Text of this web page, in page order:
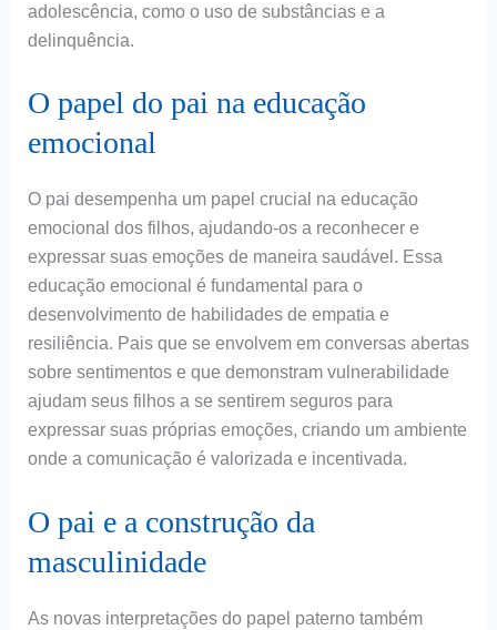
adolescência, como o uso de substâncias e a
delinquência.
O papel do pai na educação
emocional
O pai desempenha um papel crucial na educação
emocional dos filhos, ajudando-os a reconhecer e
expressar suas emoções de maneira saudável. Essa
educação emocional é fundamental para o
desenvolvimento de habilidades de empatia e
resiliência. Pais que se envolvem em conversas abertas
sobre sentimentos e que demonstram vulnerabilidade
ajudam seus filhos a se sentirem seguros para
expressar suas próprias emoções, criando um ambiente
onde a comunicação é valorizada e incentivada.
O pai e a construção da
masculinidade
As novas interpretações do papel paterno também